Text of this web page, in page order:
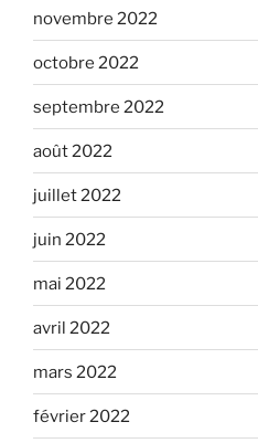
novembre 2022
octobre 2022
septembre 2022
août 2022
juillet 2022
juin 2022
mai 2022
avril 2022
mars 2022
février 2022